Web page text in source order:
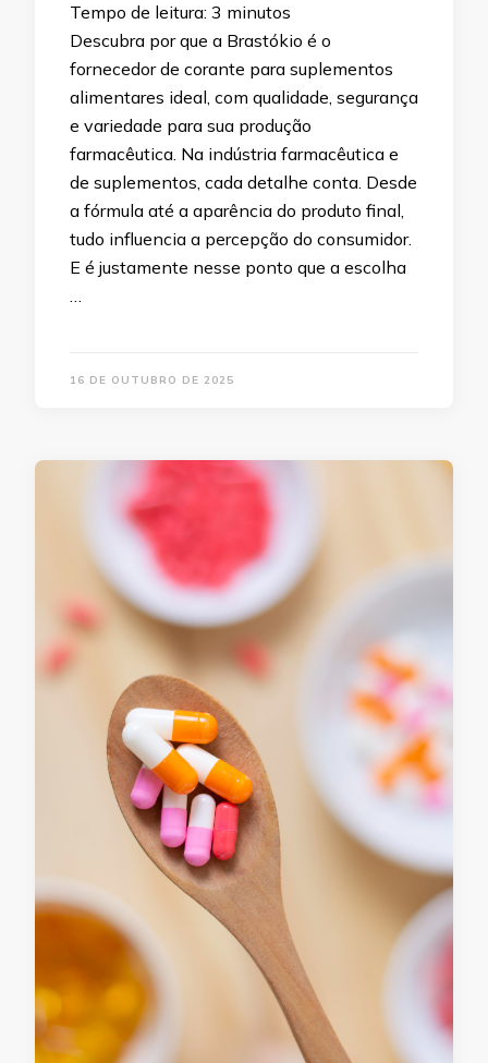
Tempo de leitura: 3 minutos
Descubra por que a Brastókio é o
fornecedor de corante para suplementos
alimentares ideal, com qualidade, segurança
e variedade para sua produção
farmacêutica. Na indústria farmacêutica e
de suplementos, cada detalhe conta. Desde
a fórmula até a aparência do produto final,
tudo influencia a percepção do consumidor.
E é justamente nesse ponto que a escolha
…
16 DE OUTUBRO DE 2025